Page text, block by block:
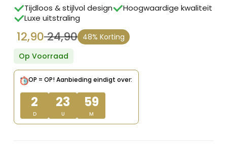
Tijdloos & stijlvol design
Hoogwaardige kwaliteit
Luxe uitstraling
24,90
Oorspronkelijke
prijs
was:
€ 24,90.
12,90
Huidige
prijs
is:
€ 12,90.
48% Korting
Op Voorraad
OP = OP!Aanbieding eindigt over:
2
D
23
U
59
M